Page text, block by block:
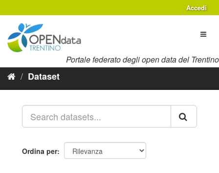
al
contenuto
Accedi
Portale federato degli open data del Trentino
Dataset
Ordina per